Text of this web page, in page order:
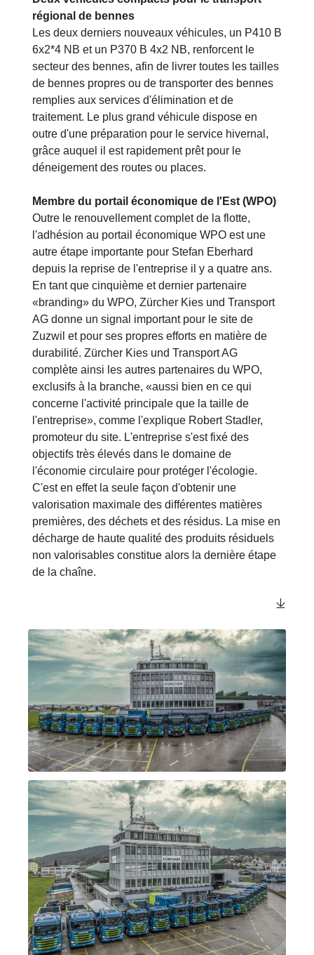
régional de bennes
Les deux derniers nouveaux véhicules, un P410 B
6x2*4 NB et un P370 B 4x2 NB, renforcent le
secteur des bennes, afin de livrer toutes les tailles
de bennes propres ou de transporter des bennes
remplies aux services d'élimination et de
traitement. Le plus grand véhicule dispose en
outre d'une préparation pour le service hivernal,
grâce auquel il est rapidement prêt pour le
déneigement des routes ou places.
Membre du portail économique de l'Est (WPO)
Outre le renouvellement complet de la flotte,
l'adhésion au portail économique WPO est une
autre étape importante pour Stefan Eberhard
depuis la reprise de l'entreprise il y a quatre ans.
En tant que cinquième et dernier partenaire
«branding» du WPO, Zürcher Kies und Transport
AG donne un signal important pour le site de
Zuzwil et pour ses propres efforts en matière de
durabilité. Zürcher Kies und Transport AG
complète ainsi les autres partenaires du WPO,
exclusifs à la branche, «aussi bien en ce qui
concerne l'activité principale que la taille de
l'entreprise», comme l'explique Robert Stadler,
promoteur du site. L'entreprise s'est fixé des
objectifs très élevés dans le domaine de
l'économie circulaire pour protéger l'écologie.
C'est en effet la seule façon d'obtenir une
valorisation maximale des différentes matières
premières, des déchets et des résidus. La mise en
décharge de haute qualité des produits résiduels
non valorisables constitue alors la dernière étape
de la chaîne.